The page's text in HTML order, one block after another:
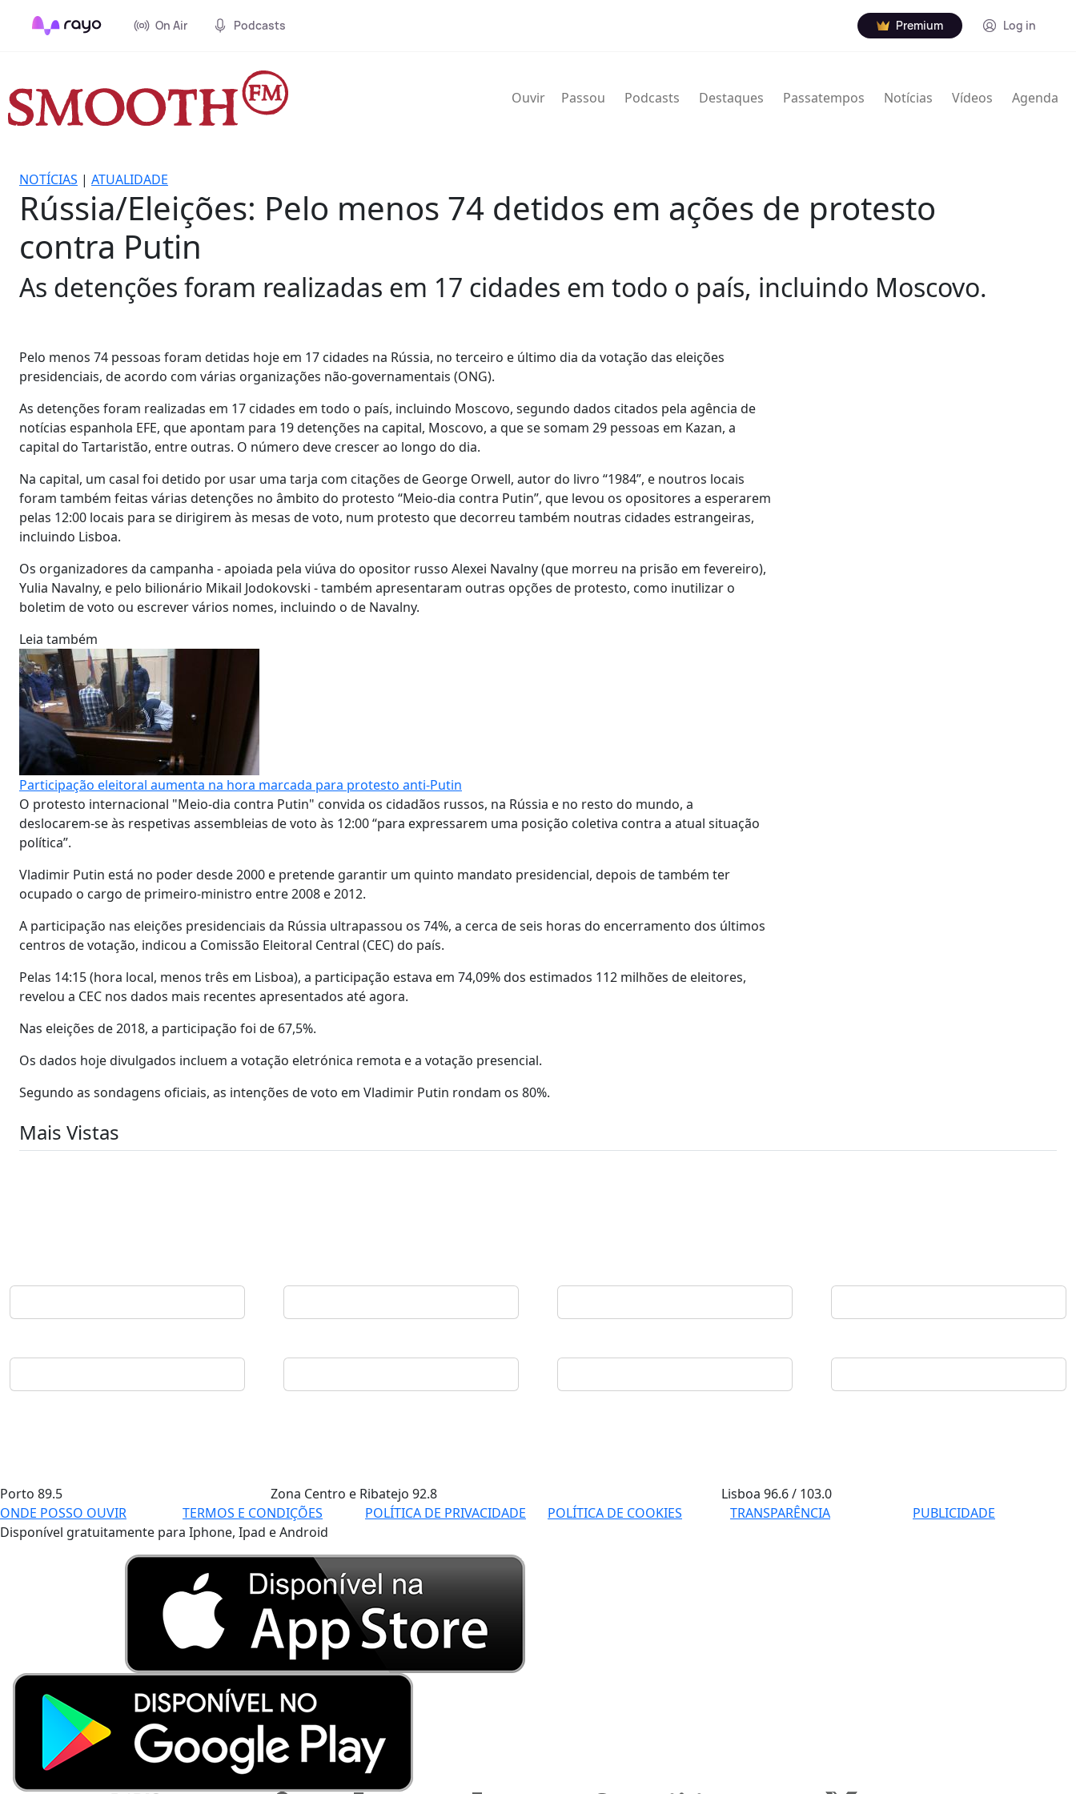
On Air Podcasts Premium Log in
Ouvir Passou Podcasts Destaques Passatempos Notícias Vídeos Agenda
NOTÍCIAS | ATUALIDADE
Rússia/Eleições: Pelo menos 74 detidos em ações de protesto
contra Putin
As detenções foram realizadas em 17 cidades em todo o país, incluindo Moscovo.
Pelo menos 74 pessoas foram detidas hoje em 17 cidades na Rússia, no terceiro e último dia da votação das eleições
presidenciais, de acordo com várias organizações não-governamentais (ONG).
As detenções foram realizadas em 17 cidades em todo o país, incluindo Moscovo, segundo dados citados pela agência de
notícias espanhola EFE, que apontam para 19 detenções na capital, Moscovo, a que se somam 29 pessoas em Kazan, a
capital do Tartaristão, entre outras. O número deve crescer ao longo do dia.
Na capital, um casal foi detido por usar uma tarja com citações de George Orwell, autor do livro “1984”, e noutros locais
foram também feitas várias detenções no âmbito do protesto “Meio-dia contra Putin”, que levou os opositores a esperarem
pelas 12:00 locais para se dirigirem às mesas de voto, num protesto que decorreu também noutras cidades estrangeiras,
incluindo Lisboa.
Os organizadores da campanha - apoiada pela viúva do opositor russo Alexei Navalny (que morreu na prisão em fevereiro),
Yulia Navalny, e pelo bilionário Mikail Jodokovski - também apresentaram outras opções de protesto, como inutilizar o
boletim de voto ou escrever vários nomes, incluindo o de Navalny.
Leia também
Participação eleitoral aumenta na hora marcada para protesto anti-Putin
O protesto internacional "Meio-dia contra Putin" convida os cidadãos russos, na Rússia e no resto do mundo, a
deslocarem-se às respetivas assembleias de voto às 12:00 “para expressarem uma posição coletiva contra a atual situação
política”.
Vladimir Putin está no poder desde 2000 e pretende garantir um quinto mandato presidencial, depois de também ter
ocupado o cargo de primeiro-ministro entre 2008 e 2012.
A participação nas eleições presidenciais da Rússia ultrapassou os 74%, a cerca de seis horas do encerramento dos últimos
centros de votação, indicou a Comissão Eleitoral Central (CEC) do país.
Pelas 14:15 (hora local, menos três em Lisboa), a participação estava em 74,09% dos estimados 112 milhões de eleitores,
revelou a CEC nos dados mais recentes apresentados até agora.
Nas eleições de 2018, a participação foi de 67,5%.
Os dados hoje divulgados incluem a votação eletrónica remota e a votação presencial.
Segundo as sondagens oficiais, as intenções de voto em Vladimir Putin rondam os 80%.
Mais Vistas
Porto 89.5 Zona Centro e Ribatejo 92.8 Lisboa96.6 / 103.0
ONDE POSSO OUVIR
TERMOS E CONDIÇÕES POLÍTICA DE PRIVACIDADE POLÍTICA DE COOKIES TRANSPARÊNCIA
PUBLICIDADE
Disponível gratuitamente para Iphone, Ipad e Android